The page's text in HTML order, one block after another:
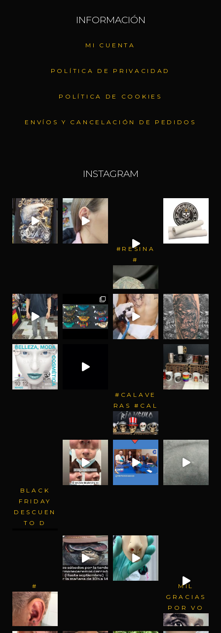
INFORMACIÓN
MI CUENTA
POLÍTICA DE PRIVACIDAD
POLÍTICA DE COOKIES
ENVÍOS Y CANCELACIÓN DE PEDIDOS
INSTAGRAM
#RESINA
#
#CALAVE
RAS #CAL
BLACK
FRIDAY
DESCUEN
TO D
#
MIL
GRACIAS
POR VO